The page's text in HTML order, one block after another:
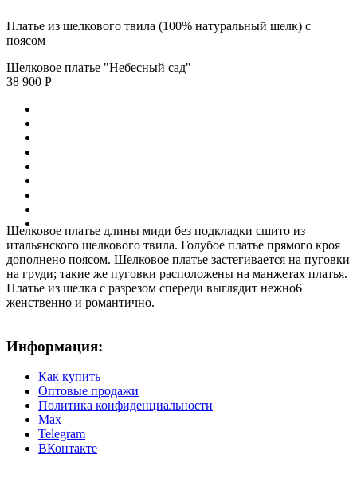
Платье из шелкового твила (100% натуральный шелк) с
поясом
Шелковое платье "Небесный сад"
38 900 Р
Шелковое платье длины миди без подкладки сшито из
итальянского шелкового твила. Голубое платье прямого кроя
дополнено поясом. Шелковое платье застегивается на пуговки
на груди; такие же пуговки расположены на манжетах платья.
Платье из шелка с разрезом спереди выглядит нежно6
женственно и романтично.
Информация:
Как купить
Оптовые продажи
Политика конфиденциальности
Max
Telegram
ВКонтакте